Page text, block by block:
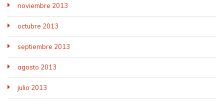
noviembre 2013
octubre 2013
septiembre 2013
agosto 2013
julio 2013